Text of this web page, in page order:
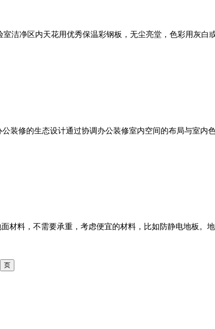
洁净区内天花用优秀保温彩钢板，无尘亮堂，色彩用灰白
装修的生态设计通过协调办公装修室内空间的布局与室内
材料，不需要承重，考虑便宜的材料，比如防静电地板。